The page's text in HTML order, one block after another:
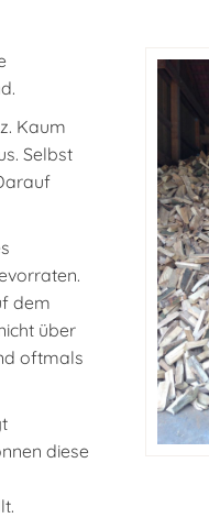
Kaum
Selbst
dem
über
oftmals
diese